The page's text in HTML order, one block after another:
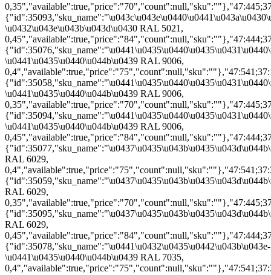
\u0432\u043e\u043b\u043d\u0430 RAL 5021,
\u0441\u0435\u0440\u044b\u0439 RAL 9006,
\u0441\u0435\u0440\u044b\u0439 RAL 9006,
\u0441\u0435\u0440\u044b\u0439 RAL 9006,
RAL 6029,
RAL 6029,
RAL 6029,
{"id":35078,"sku_name":"\u0441\u0432\u0435\u0442\u043b\u043e-
\u0441\u0435\u0440\u044b\u0439 RAL 7035,